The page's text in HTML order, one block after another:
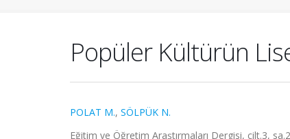
Popüler Kültürün
POLAT M., SÖLPÜK N.
Eğitim ve Öğretim Araştırmaları Dergisi, cilt.3,